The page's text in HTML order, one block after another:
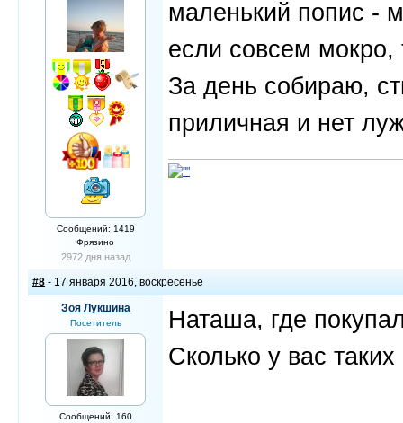
Сообщений: 1419
Фрязино
2972 дня назад
маленький попис -
если совсем мокро,
За день собираю,
приличная и нет
#8 - 17 января 2016, воскресенье
Зоя Лукшина
Посетитель
Сообщений: 160
Наташа, где
Сколько у вас